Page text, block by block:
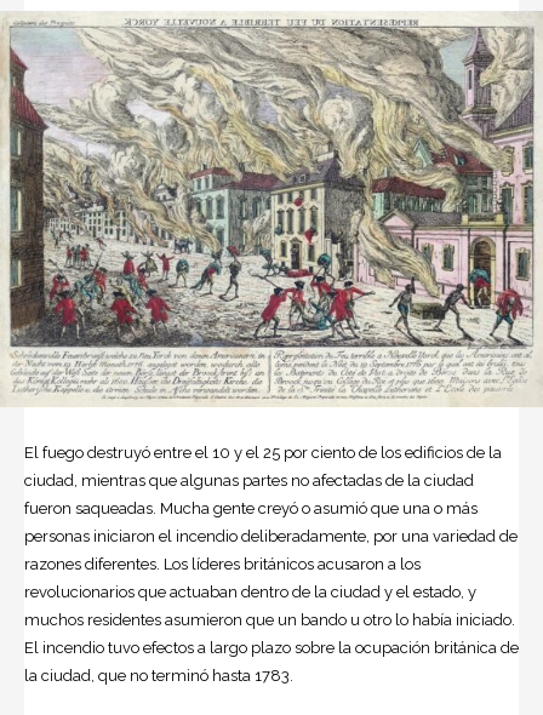
El fuego destruyó entre el 10 y el 25 por ciento de los edificios de la
ciudad, mientras que algunas partes no afectadas de la ciudad
fueron saqueadas. Mucha gente creyó o asumió que una o más
personas iniciaron el incendio deliberadamente, por una variedad de
razones diferentes. Los líderes británicos acusaron a los
revolucionarios que actuaban dentro de la ciudad y el estado, y
muchos residentes asumieron que un bando u otro lo había iniciado.
El incendio tuvo efectos a largo plazo sobre la ocupación británica de
la ciudad, que no terminó hasta 1783.